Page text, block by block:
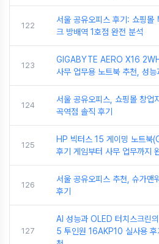
122
서울 공유오피스 후기: 쇼핑몰
크 방배역 1호점 완전 분석
123
GIGABYTE AERO X16
사무 업무용 노트북 추천, 성
124
서울 공유오피스, 쇼핑몰 창업
곡역점 솔직 후기
125
HP 빅터스 15 게이밍 노트
후기 게임부터 사무 업무까지
126
서울 공유오피스 추천, 슈가맨
후기
127
AI 성능과 OLED 터치스크린
5 투인원 16AKP10 실사용